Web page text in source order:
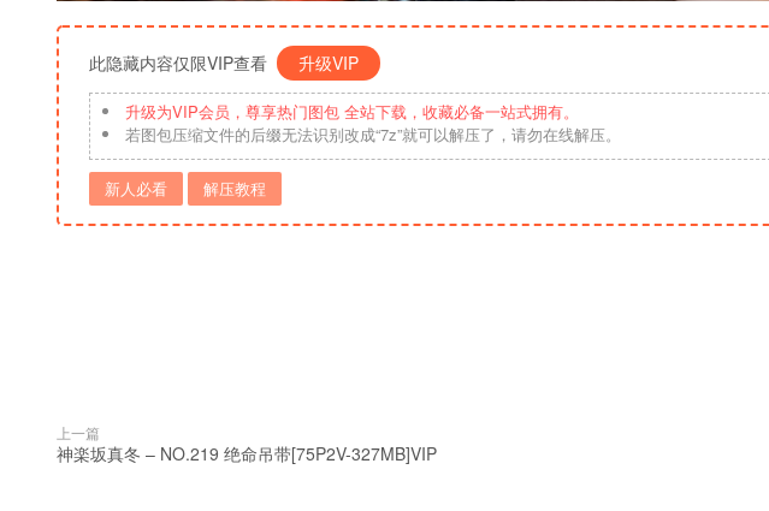
此隐藏内容仅限VIP查看 升级VIP
升级为VIP会员，尊享热门图包 全站下载，收藏必备一站式拥有。
若图包压缩文件的后缀无法识别改成“7z”就可以解压了，请勿在线解压。
新人必看 解压教程
上一篇
神楽坂真冬 – NO.219 绝命吊带[75P2V-327MB]VIP